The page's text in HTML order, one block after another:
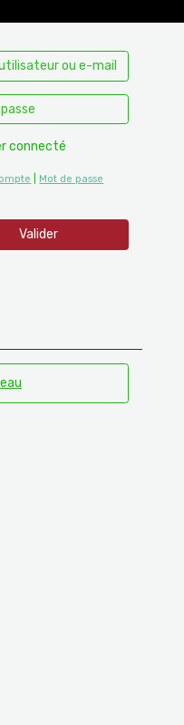
connecté
Mot de passe
Valider